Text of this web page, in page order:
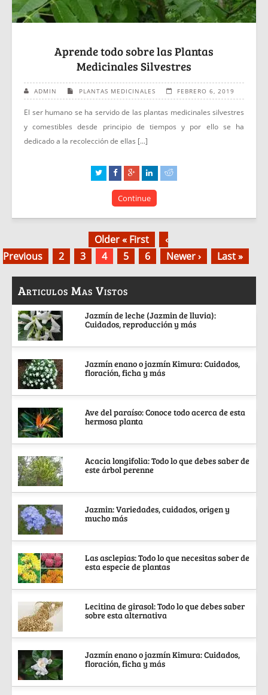
Aprende todo sobre las Plantas
Medicinales Silvestres
ADMIN PLANTAS MEDICINALES FEBRERO 6, 2019
El ser humano se ha servido de las plantas medicinales silvestres
y comestibles desde principio de tiempos y por ello se ha
dedicado a la recolección de ellas [...]
Continue
Older « First
‹
Previous
2 3 4 5 6 Newer › Last »
Articulos Mas Vistos
Jazmín de leche (Jazmin de lluvia):
Cuidados, reproducción y más
Jazmín enano o jazmín Kimura: Cuidados,
floración, ficha y más
Ave del paraíso: Conoce todo acerca de esta
hermosa planta
Acacia longifolia: Todo lo que debes saber de
este árbol perenne
Jazmin: Variedades, cuidados, origen y
mucho más
Las asclepias: Todo lo que necesitas saber de
esta especie de plantas
Lecitina de girasol: Todo lo que debes saber
sobre esta alternativa
Jazmín enano o jazmín Kimura: Cuidados,
floración, ficha y más